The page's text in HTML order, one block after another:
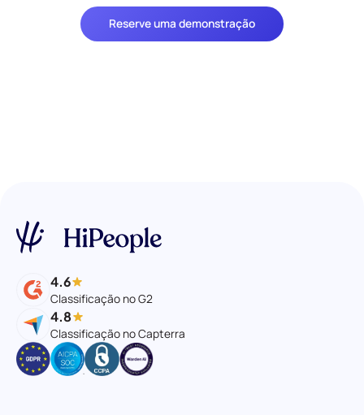
Reserve uma demonstração
4.6
Classificação no G2
4.8
Classificação no Capterra